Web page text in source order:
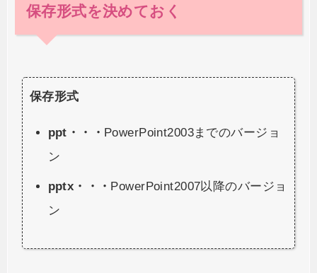
保存形式を決めておく
保存形式
ppt・・・ PowerPoint2003までのバージョ
ン
pptx・・・ PowerPoint2007以降のバージョ
ン